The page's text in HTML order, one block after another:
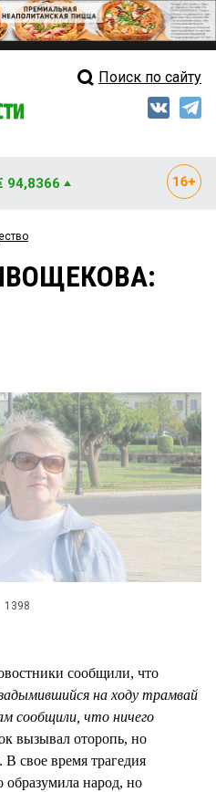
Свежий выпуск
Рейтинги
Поиск по сайту
94,8366
1398
сообщили, что
на ходу трамвай
сообщили, что ничего
вызывал оторопь, но
свое время трагедия
народ, но